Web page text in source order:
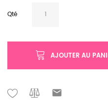
Qté
AJOUTER AU